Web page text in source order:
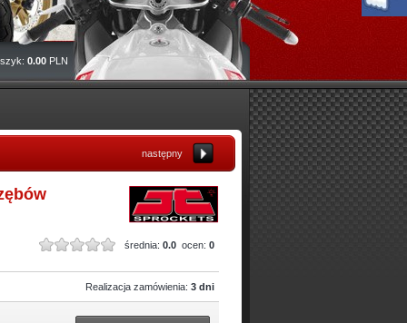
0.00 PLN
następny
średnia: 0.0 ocen: 0
Realizacja zamówienia: 3 dni